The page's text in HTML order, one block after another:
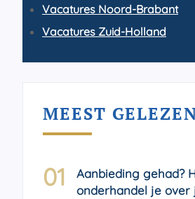
Vacatures Noord-Brabant
Vacatures Zuid-Holland
MEEST
01
Aanbieding gehad?
onderhandel je over